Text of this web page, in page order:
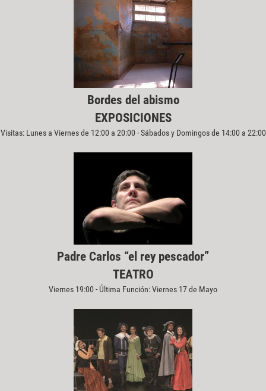
Bordes del abismo
EXPOSICIONES
Visitas: Lunes a Viernes de 12:00 a 20:00 - Sábados y Domingos de 14:00 a 22:00
Padre Carlos “el rey pescador”
TEATRO
Viernes 19:00 - Última Función: Viernes 17 de Mayo